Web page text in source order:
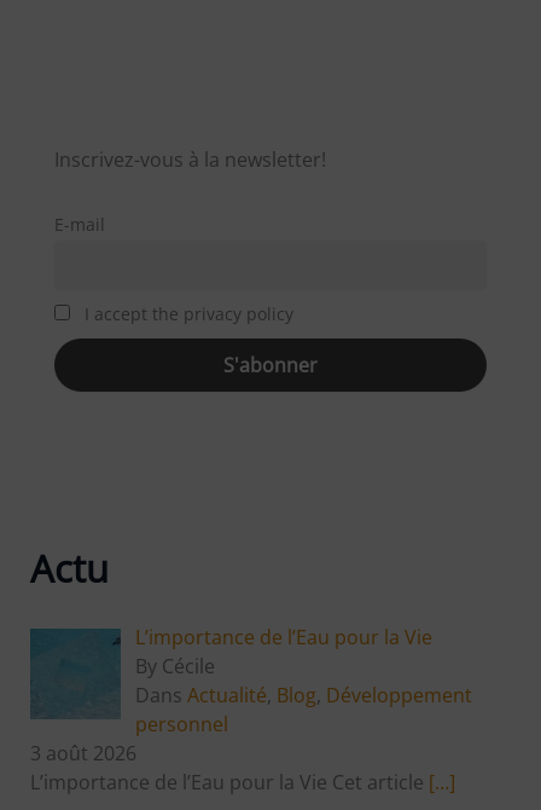
Inscrivez-vous à la newsletter!
E-mail
I accept the privacy policy
Actu
L’importance de l’Eau pour la Vie
By Cécile
Dans Actualité, Blog, Développement
personnel
3 août 2026
L’importance de l’Eau pour la Vie Cet article […]